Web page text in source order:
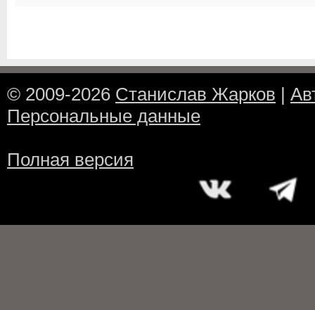
© 2009-2026 Станислав Жарков |
Персональные данные
Полная версия